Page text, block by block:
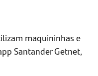
maquininhas e
Santander Getnet,